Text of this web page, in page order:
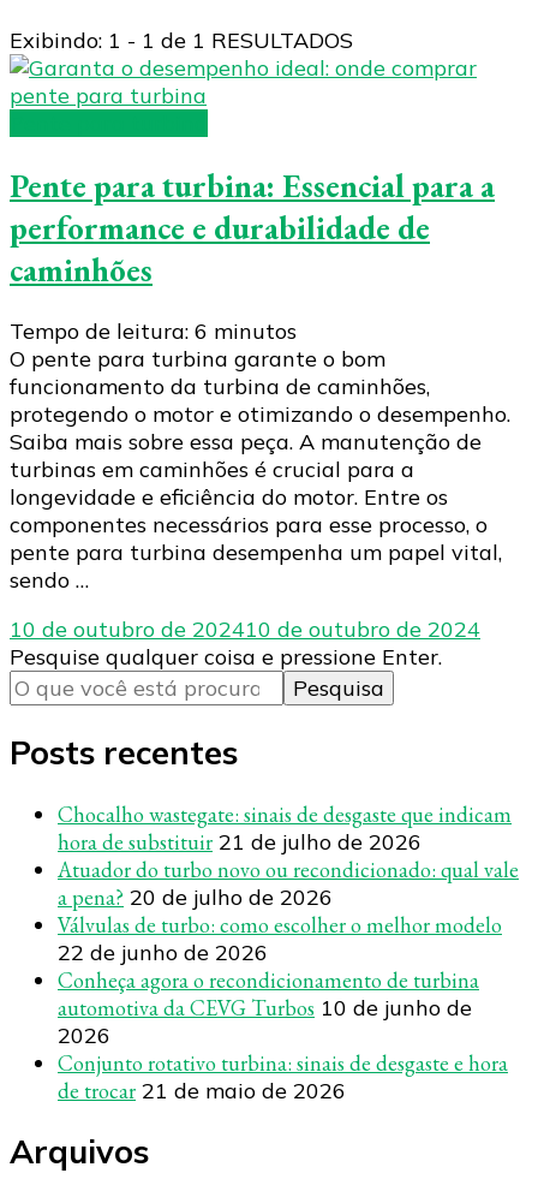
Exibindo: 1 - 1 de 1 RESULTADOS
Pente para turbina: Essencial para a
performance e durabilidade de
caminhões
Tempo de leitura: 6 minutos
O pente para turbina garante o bom
funcionamento da turbina de caminhões,
protegendo o motor e otimizando o desempenho.
Saiba mais sobre essa peça. A manutenção de
turbinas em caminhões é crucial para a
longevidade e eficiência do motor. Entre os
componentes necessários para esse processo, o
pente para turbina desempenha um papel vital,
sendo …
10 de outubro de 202410 de outubro de 2024
Procurando
algo?
Pesquise qualquer coisa e pressione Enter.
Posts recentes
Chocalho wastegate: sinais de desgaste que indicam
hora de substituir 21 de julho de 2026
Atuador do turbo novo ou recondicionado: qual vale
a pena? 20 de julho de 2026
Válvulas de turbo: como escolher o melhor modelo
22 de junho de 2026
Conheça agora o recondicionamento de turbina
automotiva da CEVG Turbos 10 de junho de
2026
Conjunto rotativo turbina: sinais de desgaste e hora
de trocar 21 de maio de 2026
Arquivos